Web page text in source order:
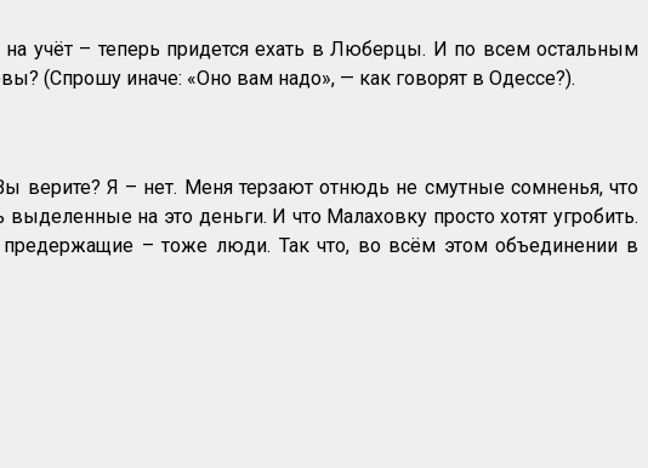
учёт – теперь придется ехать в Люберцы. И по всем остальным
(Спрошу иначе: «Оно вам надо», — как говорят в Одессе?).
верите? Я – нет. Меня терзают отнюдь не смутные сомненья, что
на это деньги. И что Малаховку просто хотят угробить.
– тоже люди. Так что, во всём этом объединении в